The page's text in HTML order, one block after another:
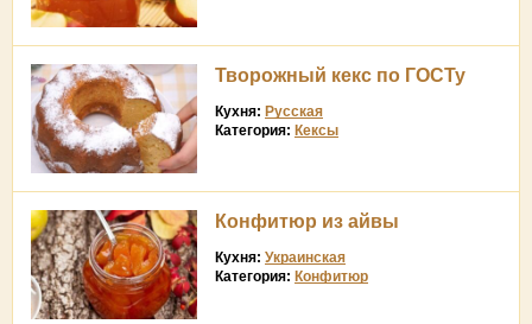
Творожный кекс по ГОСТу
Кухня: Русская
Категория: Кексы
Конфитюр из айвы
Кухня: Украинская
Категория: Конфитюр